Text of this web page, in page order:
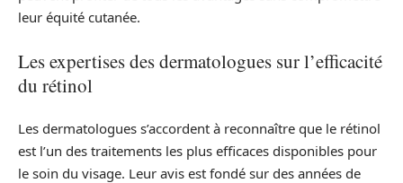
leur équité cutanée.
Les expertises des dermatologues sur l’efficacité
du rétinol
Les dermatologues s’accordent à reconnaître que le rétinol
est l’un des traitements les plus efficaces disponibles pour
le soin du visage. Leur avis est fondé sur des années de